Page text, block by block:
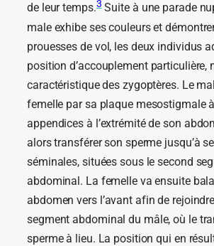
de leur temps.3Suite à une parade
male exhibe ses couleurs et
prouesses de vol, les deux individus
position d’accouplement particulière,
caractéristique des zygoptères. Le
femelle par sa plaque mesostigmale
appendices à l’extrémité de son
alors transférer son sperme jusqu’à
séminales, situées sous le second
abdominal. La femelle va ensuite
abdomen vers l’avant afin de
segment abdominal du mâle, où le
sperme à lieu. La position qui en